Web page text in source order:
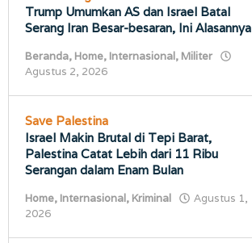
Trump Umumkan AS dan Israel Batal
Serang Iran Besar-besaran, Ini Alasannya
Beranda, Home, Internasional, Militer
Agustus 2, 2026
Save Palestina
Israel Makin Brutal di Tepi Barat,
Palestina Catat Lebih dari 11 Ribu
Serangan dalam Enam Bulan
Home, Internasional, Kriminal
Agustus 1,
2026